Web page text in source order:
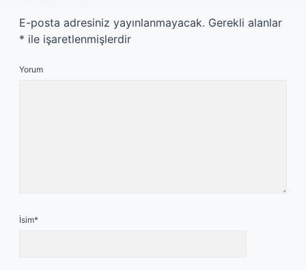
E-posta adresiniz yayınlanmayacak. Gerekli alanlar
* ile işaretlenmişlerdir
Yorum
İsim*